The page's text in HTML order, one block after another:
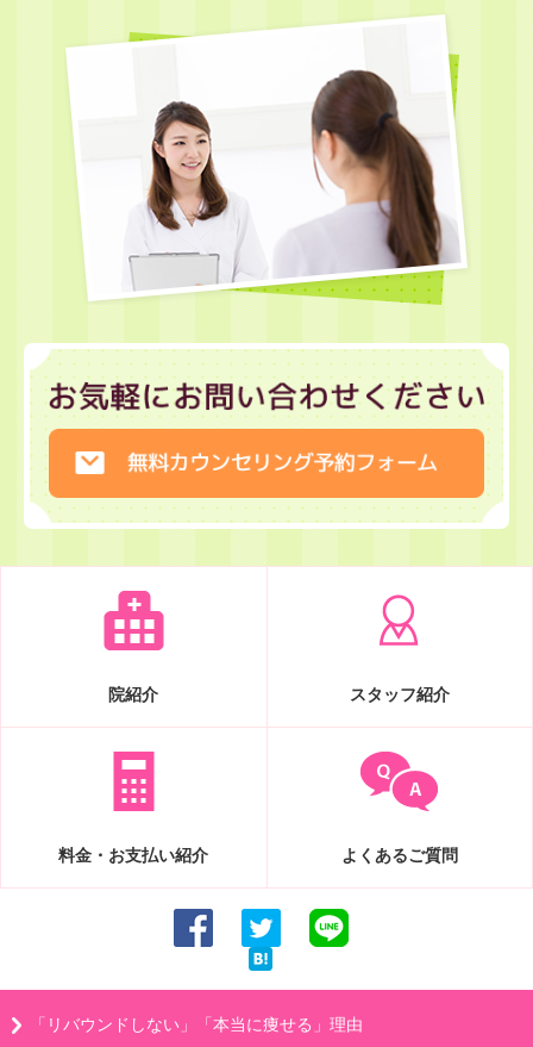
院紹介 スタッフ紹介
料金・お支払い紹介 よくあるご質問
「リバウンドしない」「本当に痩せる」理由